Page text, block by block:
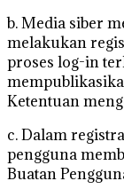
b. Media siber
melakukan
proses log-in
Ketentuan
c. Dalam
pengguna
Buatan